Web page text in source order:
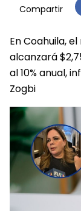
Compartir
En Coahuila,
alcanzará
al 10% anual,
Zogbi